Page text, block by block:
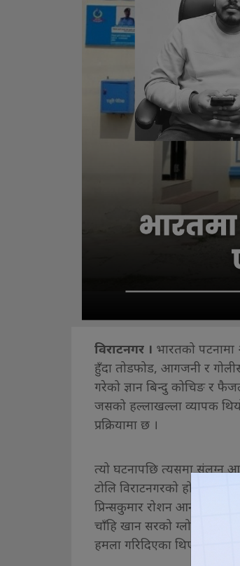
विराटनगर । भारतको पटनामा
हुँदा तोडफोड, आगजनी र
गरेको ज्ञान बिन्दु कोचिङ र
जसको हल्लाखल्ला व्यापक थियो
प्रक्रियामा छ ।
त्यो घटनापछि त्यसमा संलग्न
टोलि विराटनगरको होटलमा
प्रिन्सकुमार रोशन आनन्दका
चाँहि खान सरको ग्लोबल
हमला गरिदिएका थिए ।